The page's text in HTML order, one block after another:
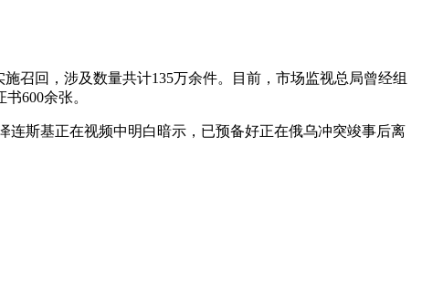
回，涉及数量共计135万余件。目前，市场监视总局曾经组
600余张。
斯基正在视频中明白暗示，已预备好正在俄乌冲突竣事后离